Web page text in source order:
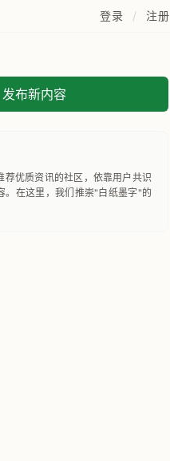
登录 / 注册
发布新内容
荐优质资讯的社区，依靠用户共识
。在这里，我们推崇"白纸墨字"的